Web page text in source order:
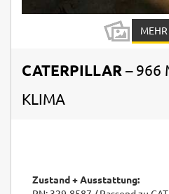
CATERPILLAR – 966
KLIMA
Zustand + Ausstattung: